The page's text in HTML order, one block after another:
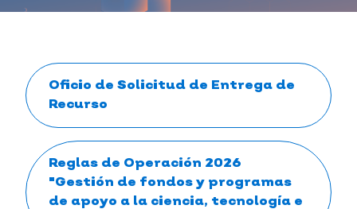
Oficio de Solicitud de Entrega de
Recurso
Reglas de Operación 2026
"Gestión de fondos y programas
de apoyo a la ciencia, tecnología e